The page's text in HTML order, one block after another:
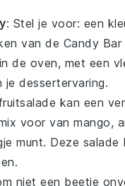
: Stel je voor: een
van de Candy
de oven, met een
dessertervaring.
kan een
voor van mango,
munt. Deze salade
niet een beetje